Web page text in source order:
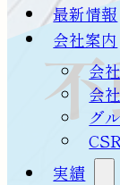
最新情報
会社案内
会
会
グ
実績